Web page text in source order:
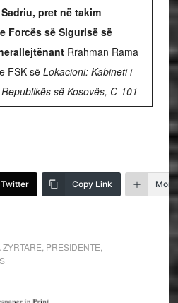
pret në takim
Forcës së Sigurisë së
Rrahman Rama
FSK-së Lokacioni: Kabineti i
së Kosovës, C-101
Twitter Copy Link More
PRESIDENTE